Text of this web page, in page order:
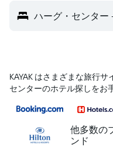
ハーグ・センター
KAYAK はさまざまな旅行
センターのホテル探しをお
他多数の
ンド